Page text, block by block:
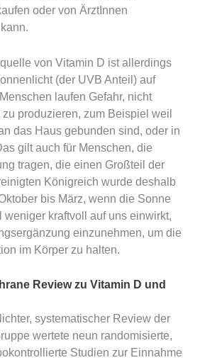
oder von ÄrztInnen
von Vitamin D ist allerdings
(der UVB Anteil) auf
laufen Gefahr, nicht
produzieren, zum Beispiel weil
das Haus gebunden sind, oder in
gilt auch für Menschen, die
tragen, die einen Großteil der
Königreich wurde deshalb
bis März, wenn die Sonne
weniger kraftvoll auf uns einwirkt,
einzunehmen, um die
im Körper zu halten.
Review zu Vitamin D und
systematischer Review der
wertete neun randomisierte,
Studien zur Einnahme